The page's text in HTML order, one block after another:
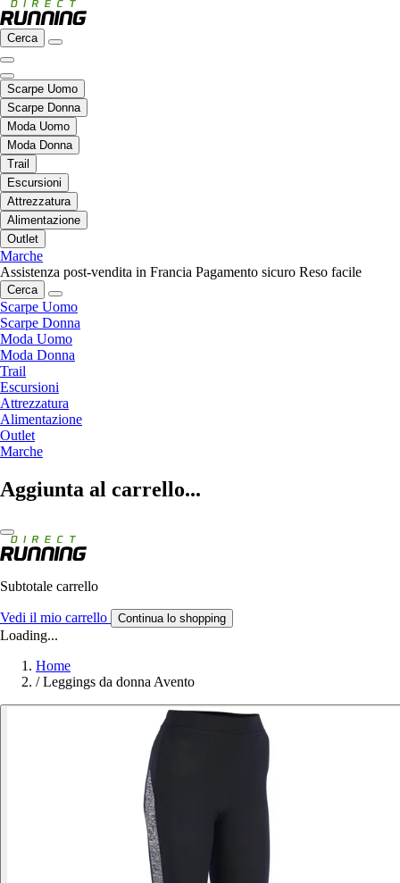
Cerca
Scarpe Uomo
Scarpe Donna
Moda Uomo
Moda Donna
Trail
Escursioni
Attrezzatura
Alimentazione
Outlet
Marche
Assistenza post-vendita in Francia Pagamento sicuro Reso facile
Cerca
Scarpe Uomo
Scarpe Donna
Moda Uomo
Moda Donna
Trail
Escursioni
Attrezzatura
Alimentazione
Outlet
Marche
Aggiunta al carrello...
Subtotale carrello
Vedi il mio carrello Continua lo shopping
Loading...
Home
/ Leggings da donna Avento